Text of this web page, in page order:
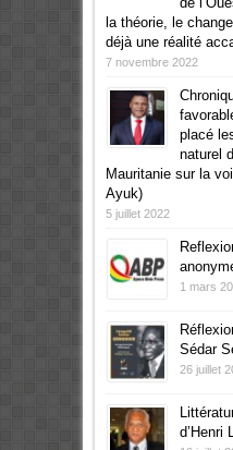
la théorie, le
déjà une réalité
7 novembre 2022
placé
naturel
Mauritanie sur la
Ayuk)
5 juillet 2022
1 mars
Sédar
26 juillet
d’Henri